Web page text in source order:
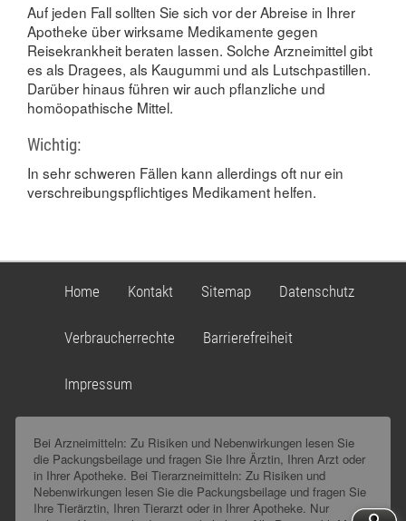
Auf jeden Fall sollten Sie sich vor der Abreise in Ihrer
Apotheke über wirksame Medikamente gegen
Reisekrankheit beraten lassen. Solche Arzneimittel gibt
es als Dragees, als Kaugummi und als Lutschpastillen.
Darüber hinaus führen wir auch pflanzliche und
homöopathische Mittel.
Wichtig:
In sehr schweren Fällen kann allerdings oft nur ein
verschreibungspflichtiges Medikament helfen.
Home Kontakt Sitemap Datenschutz
Verbraucherrechte Barrierefreiheit
Impressum
Bei Arzneimitteln: Zu Risiken und Nebenwirkungen lesen Sie
die Packungsbeilage und fragen Sie Ihre Ärztin, Ihren Arzt oder
in Ihrer Apotheke. Bei Tierarzneimitteln: Zu Risiken und
Nebenwirkungen lesen Sie die Packungsbeilage und fragen Sie
Ihre Tierärztin, Ihren Tierarzt oder in Ihrer Apotheke. Nur